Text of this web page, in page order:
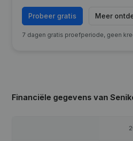
Probeer gratis Meer
7 dagen gratis proefperiode, geen
Financiële gegevens van